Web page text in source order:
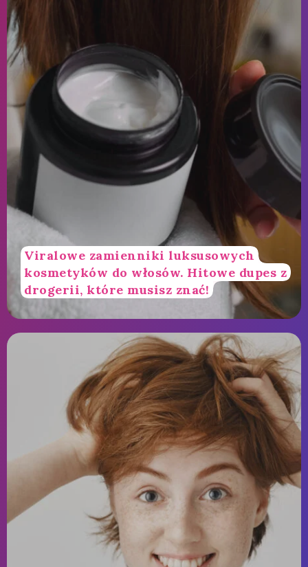
Viralowe zamienniki luksusowych
kosmetyków do włosów. Hitowe dupes z
drogerii, które musisz znać!